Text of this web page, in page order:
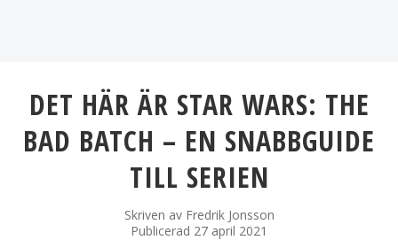
DET HÄR ÄR STAR WARS: THE
BAD BATCH – EN SNABBGUIDE
TILL SERIEN
Skriven av Fredrik Jonsson
Publicerad 27 april 2021